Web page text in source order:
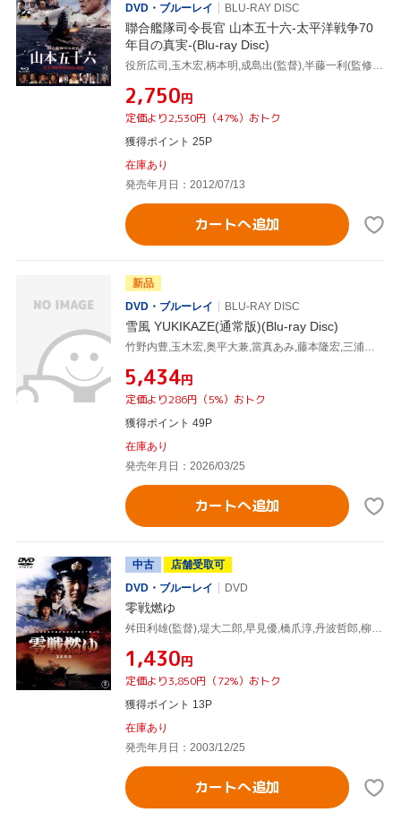
DVD・ブルーレイ BLU-RAY DISC
聯合艦隊司令長官 山本五十六-太平洋戦争70
年目の真実-(Blu-ray Disc)
役所広司,玉木宏,柄本明,成島出(監督),半藤一利(監修、原作),岩代太郎(音楽)
¥2,750円
定価より2,530円（47%）おトク
獲得ポイント 25P
在庫あり
発売年月日：2012/07/13
カートへ追加
新品
DVD・ブルーレイ
BLU-RAY DISC
雪風 YUKIKAZE(通常版)(Blu-ray Disc)
竹野内豊,玉木宏,奥平大兼,當真あみ,藤本隆宏,三浦誠己,山田敏久,岩代太郎
¥5,434円
定価より286円（5%）おトク
獲得ポイント 49P
在庫あり
発売年月日：2026/03/25
カートへ追加
中古
店舗受取可
DVD・ブルーレイ
DVD
零戦燃ゆ
舛田利雄(監督),堤大二郎,早見優,橋爪淳,丹波哲郎,柳田邦男(原作),笠原和夫(脚本)
¥1,430円
定価より3,850円（72%）おトク
獲得ポイント 13P
在庫あり
発売年月日：2003/12/25
カートへ追加